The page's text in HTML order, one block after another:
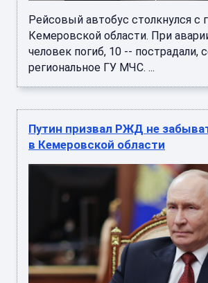
Рейсовый автобус столкнулся с
Кемеровской области. При
человек погиб, 10 -- пострадали,
региональное ГУ МЧС. ...
Путин призвал РЖД не
в Кемеровской области